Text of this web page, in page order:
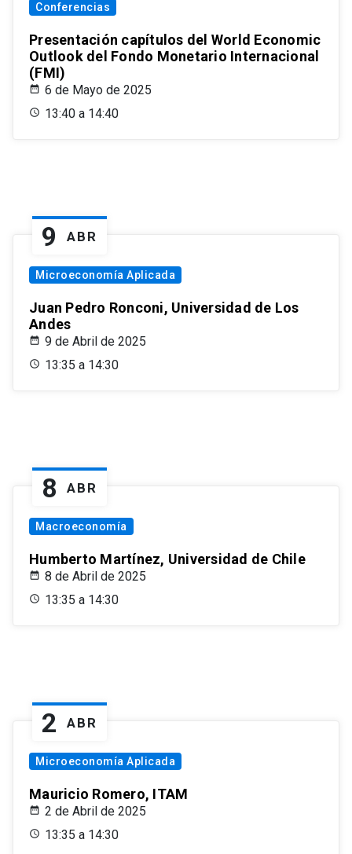
Conferencias
Presentación capítulos del World Economic
Outlook del Fondo Monetario Internacional
(FMI)
6 de Mayo de 2025
13:40 a 14:40
9 ABR
Microeconomía Aplicada
Juan Pedro Ronconi, Universidad de Los
Andes
9 de Abril de 2025
13:35 a 14:30
8 ABR
Macroeconomía
Humberto Martínez, Universidad de Chile
8 de Abril de 2025
13:35 a 14:30
2 ABR
Microeconomía Aplicada
Mauricio Romero, ITAM
2 de Abril de 2025
13:35 a 14:30